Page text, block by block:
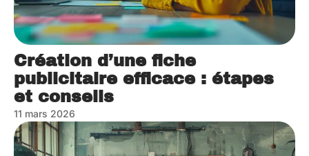
Création d’une fiche
publicitaire efficace : étapes
et conseils
11 mars 2026